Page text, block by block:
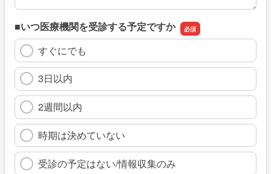
■いつ医療機関を受診する予定ですか
すぐにでも
3日以内
2週間以内
時期は決めていない
受診の予定はない/情報収集のみ